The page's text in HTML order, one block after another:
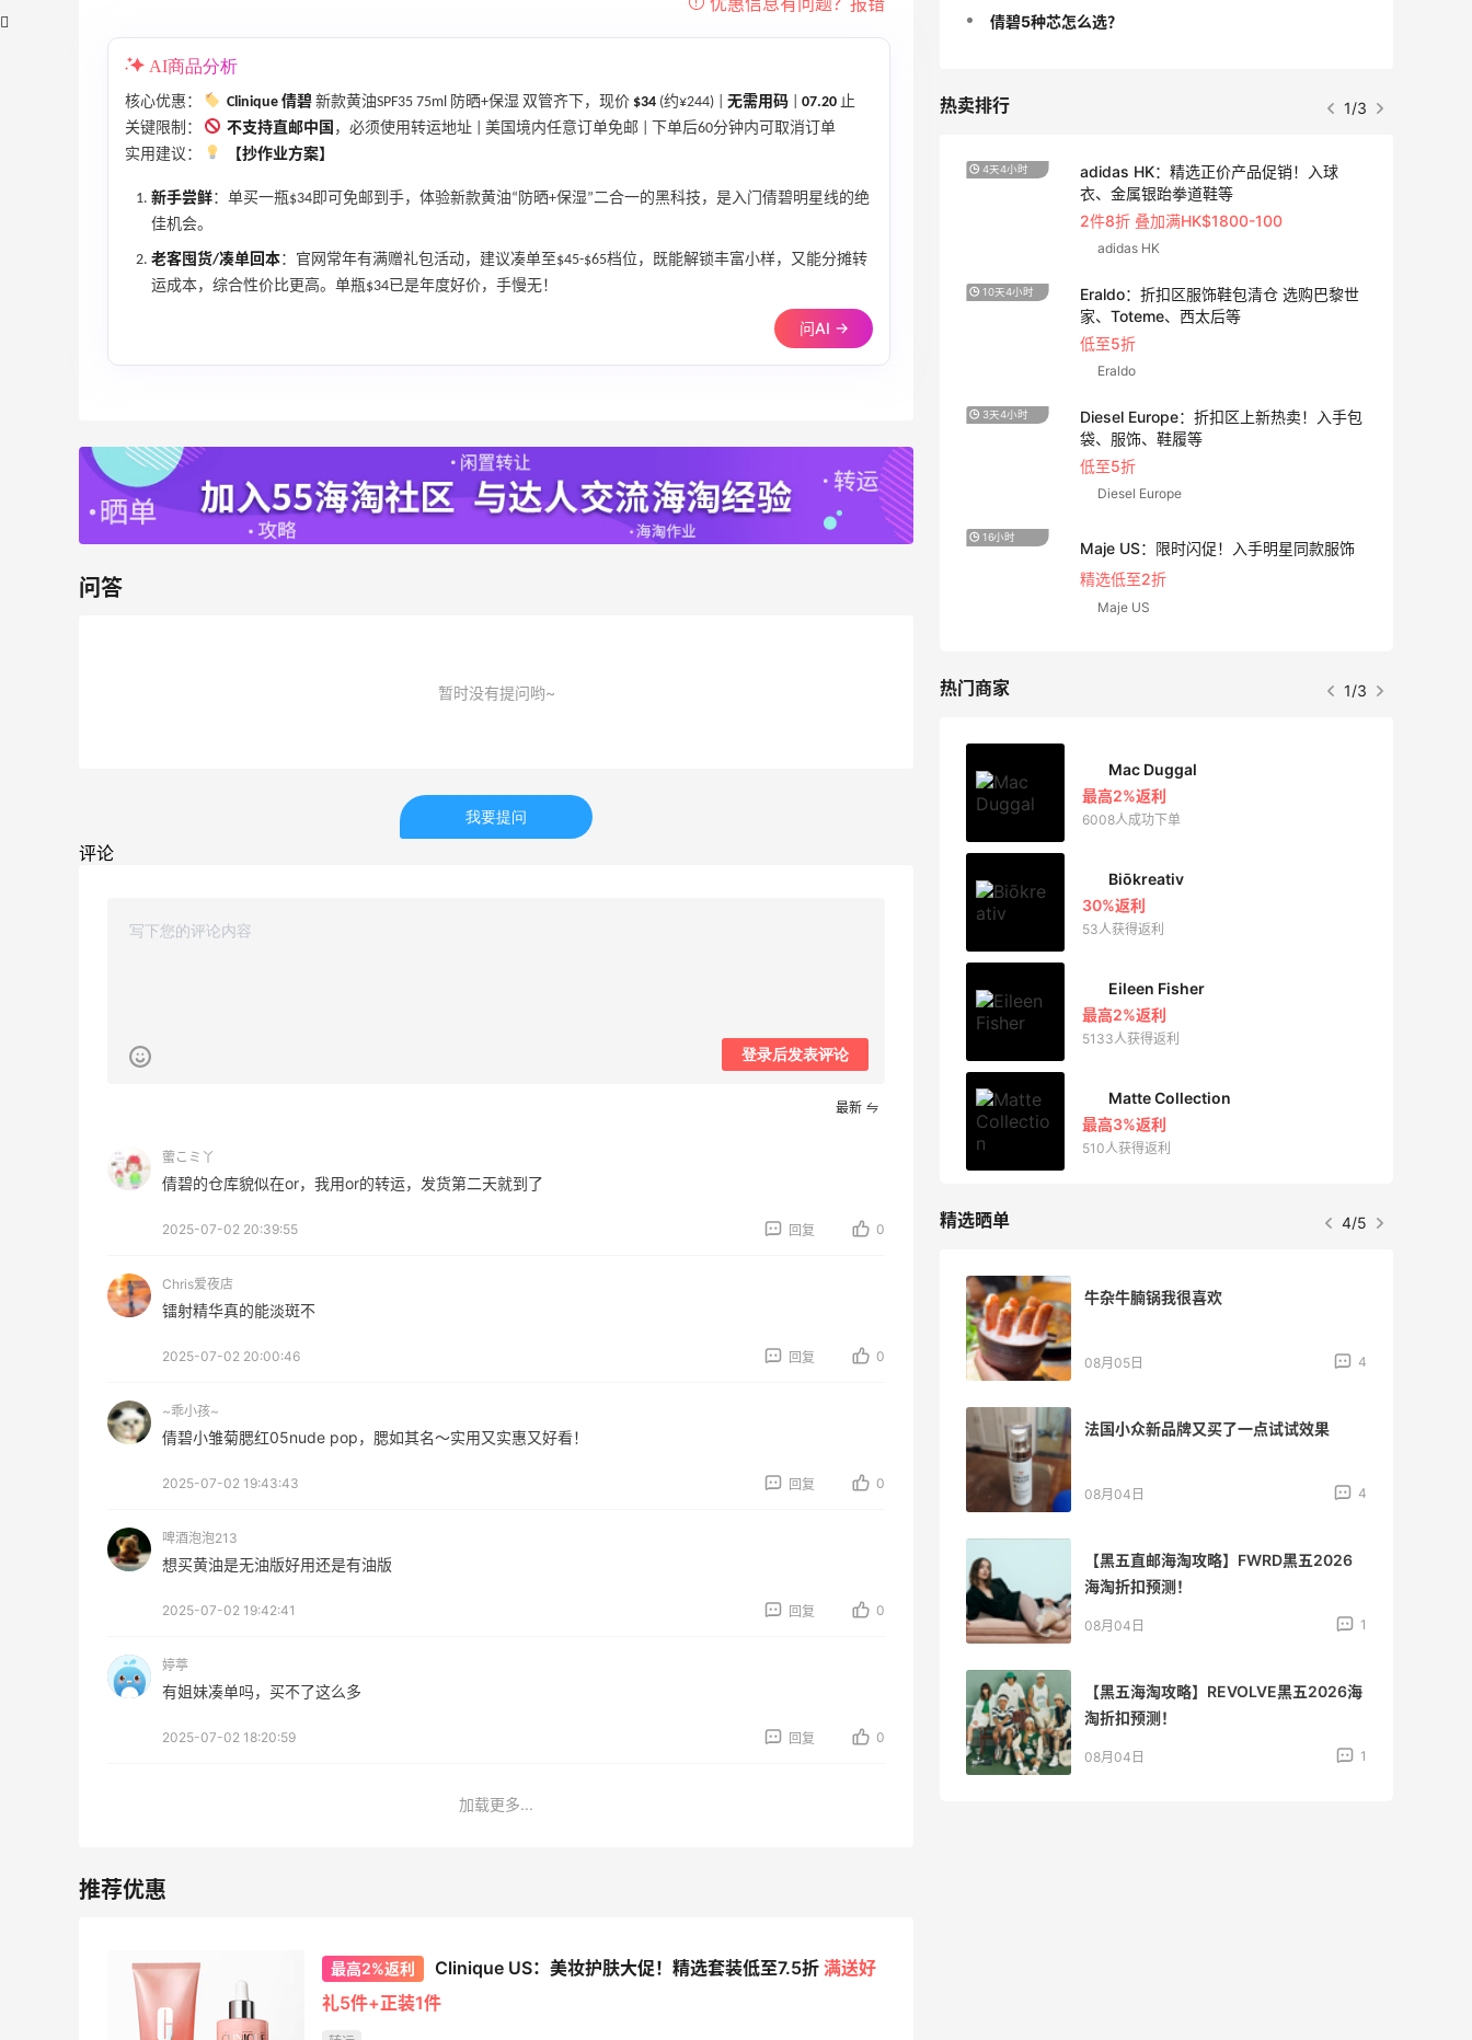
AI商品分析
核心优惠： Clinique 倩碧 新款黄油SPF35 75ml 防晒+保湿 双管齐下，现价 $34 (约¥244) | 无需用码 07.20 止
关键限制：
不支持直邮中国 ，必须使用转运地址 | 美国境内任意订单免邮 | 下单后60分钟内可取消订单
实用建议：
【抄作业方案】
新手尝鲜：单买一瓶$34即可免邮到手，体验新款黄油“防晒+保湿”二合一的黑科技，是入门倩碧明星线的绝
佳机会。
老客囤货/凑单回本：官网常年有满赠礼包活动，建议凑单至$45-$65档位，既能解锁丰富小样，又能分摊转
运成本，综合性价比更高。单瓶$34已是年度好价，手慢无！
问AI →
问答
暂时没有提问哟~
我要提问
评论
登录后发表评论
最新
藌こミ丫
倩碧的仓库貌似在or，我用or的转运，发货第二天就到了
2025-07-02 20:39:55 回复 0
Chris爱夜店
镭射精华真的能淡斑不
2025-07-02 20:00:46 回复 0
~乖小孩~
倩碧小雏菊腮红05nude pop，腮如其名～实用又实惠又好看！
2025-07-02 19:43:43 回复 0
啤酒泡泡213
想买黄油是无油版好用还是有油版
2025-07-02 19:42:41 回复 0
婷葶
有姐妹凑单吗，买不了这么多
2025-07-02 18:20:59 回复 0
加载更多...
最高2%返利 Clinique US：美妆护肤大促！精选套装低至7.5折 满送好
礼5件+正装1件
倩碧5种芯怎么选？
热卖排行 1/3
低至2折 千鸟格连衣裙$95
【55专享】Base Blu：时尚上新热卖 关注
无门槛7.5折
iHerb
LN-CC：限时大促！入手 Ganni、Acne、
Tory Burch、拉夫劳伦等
Bloomingdales
8天4小时
STUDIOS、GUCCI 等
Sephora
预售！Harrods 2026 高端美妆圣诞日历
4天4小时
adidas HK：精选正价产品促销！入球
衣、金属银跆拳道鞋等
2件8折 叠加满HK$1800-100
adidas HK
10天4小时
Eraldo：折扣区服饰鞋包清仓 选购巴黎世
家、Toteme、西太后等
低至5折
Eraldo
3天4小时
Diesel Europe：折扣区上新热卖！入手包
袋、服饰、鞋履等
低至5折
Diesel Europe
16小时
Maje US：限时闪促！入手明星同款服饰
精选低至2折
Maje US
热门商家 1/3
42人获得返利
85人获得返利
Mac Duggal
最高2%返利
6008人成功下单
Biōkreativ
30%返利
53人获得返利
Eileen Fisher
最高2%返利
5133人获得返利
Matte Collection
最高3%返利
510人获得返利
精选晒单 4/5
08月05日
FWRD黑五2026海淘奢侈品折扣力度大
FWRD美网2026黑五海淘活动什么时候
【黑五海淘攻略】Bobbi Brown黑五
牛杂牛腩锅我很喜欢
08月05日 4
法国小众新品牌又买了一点试试效果
08月04日 4
【黑五直邮海淘攻略】FWRD黑五2026
海淘折扣预测！
08月04日 1
【黑五海淘攻略】REVOLVE黑五2026海
淘折扣预测！
08月04日 1